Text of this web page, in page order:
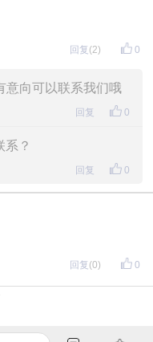
0
回复 (2)
意向可以联系我们哦
0
回复
系？
0
回复
0
回复 (0)